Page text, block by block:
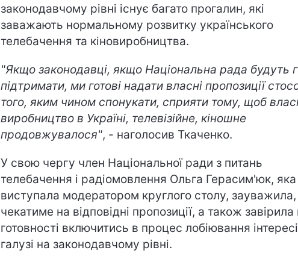
законодавчому рівні існує багато прогалин, які
заважають нормальному розвитку українського
телебачення та кіновиробництва.
"Якщо законодавці, якщо Національна рада будуть
підтримати, ми готові надати власні пропозиції
того, яким чином спонукати, сприяти тому, щоб
виробництво в Україні, телевізійне, кіношне
продовжувалося", - наголосив Ткаченко.
У свою чергу член Національної ради з питань
телебачення і радіомовлення Ольга Герасим'юк, яка
виступала модератором круглого столу,
чекатиме на відповідні пропозиції, а також завірила
готовності включитись в процес лобіювання
галузі на законодавчому рівні.